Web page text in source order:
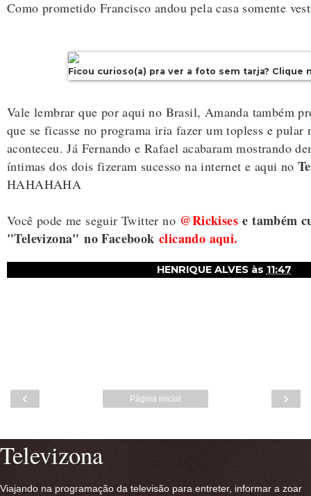
Como prometido Francisco andou pela casa somente
Ficou curioso(a) pra ver a foto sem tarja? Clique
Vale lembrar que por aqui no Brasil, Amanda também
que se ficasse no programa iria fazer um topless e pular
aconteceu. Já Fernando e Rafael acabaram mostrando
íntimas dos dois fizeram sucesso na internet e aqui no
HAHAHAHA
Você pode me seguir Twitter no @Rickises e também
"Televizona" no Facebook clicando aqui.
HENRIQUE ALVES às 11:47
‹ ›
Página inicial
Televizona
Viajando na programação da televisão para entreter, informar a zoar